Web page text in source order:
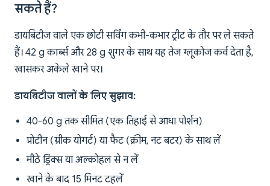
सकते हैं?
डायबिटीज वाले एक छोटी सर्विंग कभी-कभार ट्रीट के तौर पर ले सकते
हैं। 42 g कार्ब्स और 28 g शुगर के साथ यह तेज ग्लूकोज कर्व देता है,
खासकर अकेले खाने पर।
डायबिटीज वालों के लिए सुझाव:
40-60 g तक सीमित (एक तिहाई से आधा पोर्शन)
प्रोटीन (ग्रीक योगर्ट) या फैट (क्रीम, नट बटर) के साथ लें
मीठे ड्रिंक्स या अल्कोहल से न लें
खाने के बाद 15 मिनट टहलें